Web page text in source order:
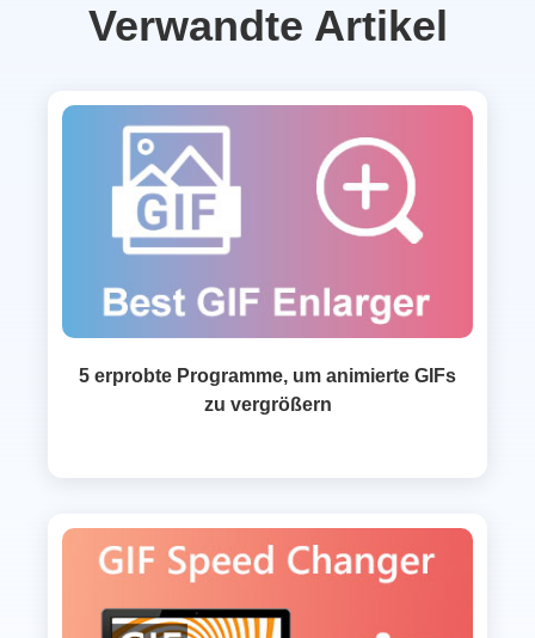
Verwandte Artikel
5 erprobte Programme, um animierte GIFs
zu vergrößern